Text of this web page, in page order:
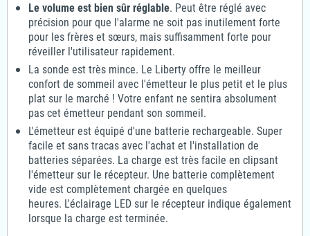
Le volume est bien sûr réglable. Peut être réglé avec
précision pour que l'alarme ne soit pas inutilement forte
pour les frères et sœurs, mais suffisamment forte pour
réveiller l'utilisateur rapidement.
La sonde est très mince. Le Liberty offre le meilleur
confort de sommeil avec l'émetteur le plus petit et le plus
plat sur le marché ! Votre enfant ne sentira absolument
pas cet émetteur pendant son sommeil.
L'émetteur est équipé d'une batterie rechargeable. Super
facile et sans tracas avec l'achat et l'installation de
batteries séparées. La charge est très facile en clipsant
l'émetteur sur le récepteur. Une batterie complètement
vide est complètement chargée en quelques
heures. L'éclairage LED sur le récepteur indique également
lorsque la charge est terminée.